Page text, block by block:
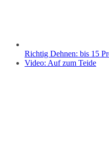
Richtig Dehnen: bis 15
Video: Auf zum Teide